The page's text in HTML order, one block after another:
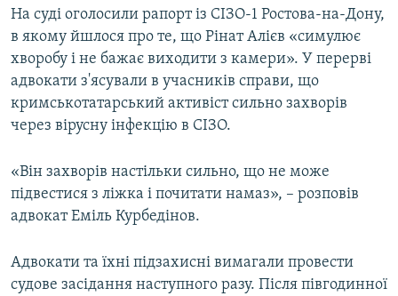
На суді оголосили рапорт із СІЗО-1 Ростова-на-Дону,
в якому йшлося про те, що Рінат Алієв «симулює
хворобу і не бажає виходити з камери». У перерві
адвокати з'ясували в учасників справи, що
кримськотатарський активіст сильно захворів
через вірусну інфекцію в СІЗО.
«Він захворів настільки сильно, що не може
підвестися з ліжка і почитати намаз», – розповів
адвокат Еміль Курбедінов.
Адвокати та їхні підзахисні вимагали провести
судове засідання наступного разу. Після півгодинної